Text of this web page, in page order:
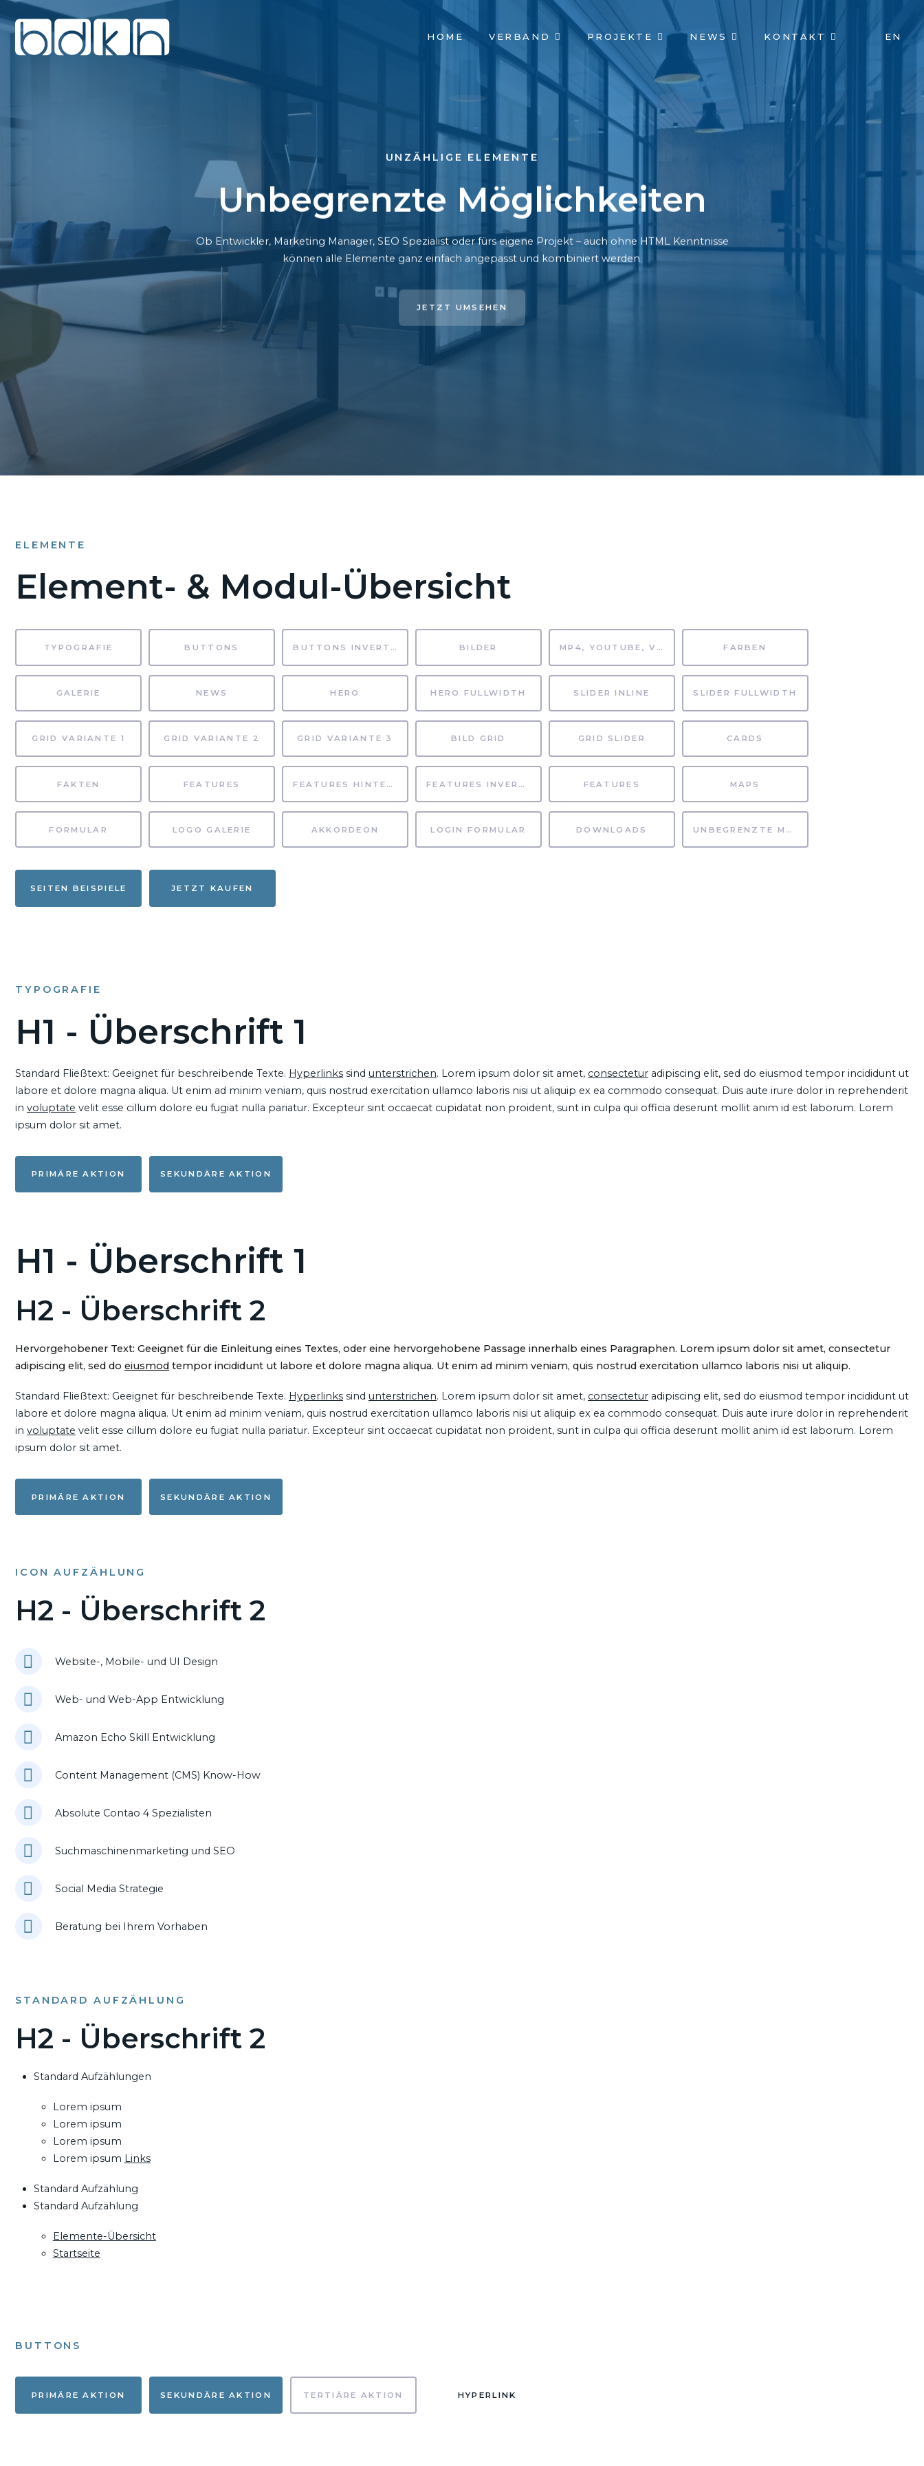
NAVIGATION
ÜBERSPRINGEN
HOME VERBAND PROJEKTE NEWS KONTAKT EN
UNZÄHLIGE ELEMENTE
Unbegrenzte Möglichkeiten
Ob Entwickler, Marketing Manager, SEO Spezialist oder fürs eigene Projekt – auch ohne HTML Kenntnisse
können alle Elemente ganz einfach angepasst und kombiniert werden.
JETZT UMSEHEN
ELEMENTE
Element- & Modul-Übersicht
TYPOGRAFIE BUTTONS BUTTONS INVERTIERT BILDER MP4, YOUTUBE, VIMEO FARBEN
GALERIE NEWS HERO HERO FULLWIDTH SLIDER INLINE SLIDER FULLWIDTH
GRID VARIANTE 1 GRID VARIANTE 2 GRID VARIANTE 3 BILD GRID GRID SLIDER CARDS
FAKTEN FEATURES FEATURES HINTERGRUND FEATURES INVERTIERT FEATURES MAPS
FORMULAR LOGO GALERIE AKKORDEON LOGIN FORMULAR DOWNLOADS UNBEGRENZTE MÖGLICHKEITEN
SEITEN BEISPIELE JETZT KAUFEN
TYPOGRAFIE
H1 - Überschrift 1
Standard Fließtext: Geeignet für beschreibende Texte. Hyperlinks sind unterstrichen. Lorem ipsum dolor sit amet, consectetur adipiscing elit, sed do eiusmod tempor incididunt ut
labore et dolore magna aliqua. Ut enim ad minim veniam, quis nostrud exercitation ullamco laboris nisi ut aliquip ex ea commodo consequat. Duis aute irure dolor in reprehenderit
in voluptate velit esse cillum dolore eu fugiat nulla pariatur. Excepteur sint occaecat cupidatat non proident, sunt in culpa qui officia deserunt mollit anim id est laborum. Lorem
ipsum dolor sit amet.
PRIMÄRE AKTION SEKUNDÄRE AKTION
H1 - Überschrift 1
H2 - Überschrift 2
Hervorgehobener Text: Geeignet für die Einleitung eines Textes, oder eine hervorgehobene Passage innerhalb eines Paragraphen. Lorem ipsum dolor sit amet, consectetur
adipiscing elit, sed do eiusmod tempor incididunt ut labore et dolore magna aliqua. Ut enim ad minim veniam, quis nostrud exercitation ullamco laboris nisi ut aliquip.
Standard Fließtext: Geeignet für beschreibende Texte. Hyperlinks sind unterstrichen. Lorem ipsum dolor sit amet, consectetur adipiscing elit, sed do eiusmod tempor incididunt ut
labore et dolore magna aliqua. Ut enim ad minim veniam, quis nostrud exercitation ullamco laboris nisi ut aliquip ex ea commodo consequat. Duis aute irure dolor in reprehenderit
in voluptate velit esse cillum dolore eu fugiat nulla pariatur. Excepteur sint occaecat cupidatat non proident, sunt in culpa qui officia deserunt mollit anim id est laborum. Lorem
ipsum dolor sit amet.
PRIMÄRE AKTION SEKUNDÄRE AKTION
ICON AUFZÄHLUNG
H2 - Überschrift 2
Website-, Mobile- und UI Design
Web- und Web-App Entwicklung
Amazon Echo Skill Entwicklung
Content Management (CMS) Know-How
Absolute Contao 4 Spezialisten
Suchmaschinenmarketing und SEO
Social Media Strategie
Beratung bei Ihrem Vorhaben
STANDARD AUFZÄHLUNG
H2 - Überschrift 2
Standard Aufzählungen
Lorem ipsum
Lorem ipsum
Lorem ipsum
Lorem ipsum Links
Standard Aufzählung
Standard Aufzählung
Elemente-Übersicht
Startseite
BUTTONS
PRIMÄRE AKTION SEKUNDÄRE AKTION TERTIÄRE AKTION HYPERLINK